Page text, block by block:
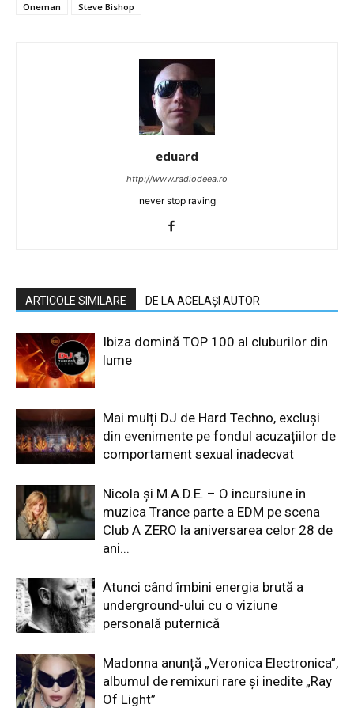
Oneman
Steve Bishop
eduard
http://www.radiodeea.ro
never stop raving
ARTICOLE SIMILARE DE LA ACELAȘI AUTOR
Ibiza domină TOP 100 al cluburilor din
lume
Mai mulți DJ de Hard Techno, excluși
din evenimente pe fondul acuzațiilor de
comportament sexual inadecvat
Nicola și M.A.D.E. – O incursiune în
muzica Trance parte a EDM pe scena
Club A ZERO la aniversarea celor 28 de
ani...
Atunci când îmbini energia brută a
underground-ului cu o viziune
personală puternică
Madonna anunță „Veronica Electronica”,
albumul de remixuri rare și inedite „Ray
Of Light”